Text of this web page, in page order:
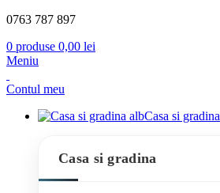
0763 787 897
0 produse 0,00 lei
Meniu
Contul meu
Casa si gradina
Casa si gradina